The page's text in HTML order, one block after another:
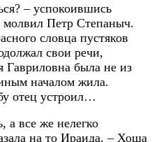
– успокоившись
молвил Петр Степаныч.
словца пустяков
свои речи,
Гавриловна была не из
началом жила.
отец устроил…
а все же нелегко
на то Ираида. – Хоша